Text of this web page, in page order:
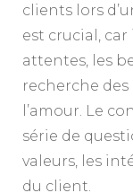
clients lors
est crucial,
attentes, les
recherche
l’amour. Le
série de
valeurs, les
du client.